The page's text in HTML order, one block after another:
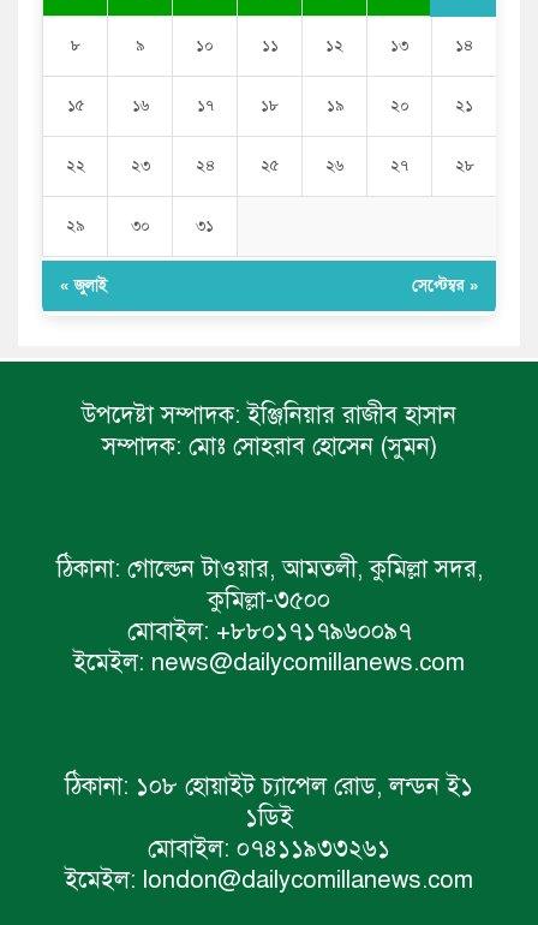
৮ ৯ ১০ ১১ ১২ ১৩ ১৪
১৫ ১৬ ১৭ ১৮ ১৯ ২০ ২১
২২ ২৩ ২৪ ২৫ ২৬ ২৭ ২৮
২৯ ৩০ ৩১
« জুলাই সেপ্টেম্বর »
উপদেষ্টা সম্পাদক: ইঞ্জিনিয়ার রাজীব হাসান
সম্পাদক: মোঃ সোহরাব হোসেন (সুমন)
ঠিকানা: গোল্ডেন টাওয়ার, আমতলী, কুমিল্লা সদর,
কুমিল্লা-৩৫০০
মোবাইল: +৮৮০১৭১৭৯৬০০৯৭
ইমেইল: news@dailycomillanews.com
ঠিকানা: ১০৮ হোয়াইট চ্যাপেল রোড, লন্ডন ই১
১ডিই
মোবাইল: ০৭৪১১৯৩৩২৬১
ইমেইল: london@dailycomillanews.com